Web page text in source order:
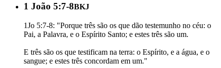
1 João 5:7-8BKJ
1Jo 5:7-8: "Porque três são os que dão testemunho no céu: o
Pai, a Palavra, e o Espírito Santo; e estes três são um.
E três são os que testificam na terra: o Espírito, e a água, e o
sangue; e estes três concordam em um."